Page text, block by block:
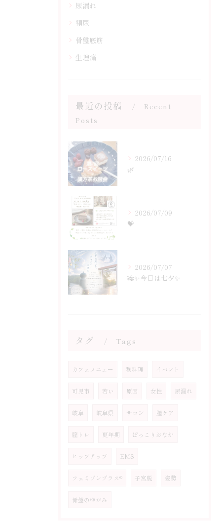
尿漏れ
頻尿
骨盤底筋
生理痛
最近の投稿
Recent
Posts
2026/07/16
🌿
2026/07/09
💝
2026/07/07
🎋✨今日は七夕✨
タグ Tags
カフェメニュー 麹料理 イベント
可児市 若い 原因 女性 尿漏れ
岐阜 岐阜県 サロン 膣ケア
膣トレ 更年期 ぽっこりおなか
ヒップアップ EMS
フェミゾンプラス® 子宮脱 姿勢
骨盤のゆがみ